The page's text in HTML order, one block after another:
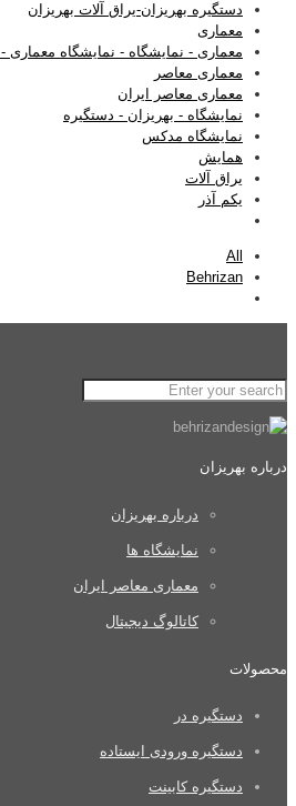
دستگیره بهریزان-یراق آلات بهریزان
معماری
معماری - نمایشگاه - نمایشگاه معماری
معماری معاصر
معماری معاصر ایران
نمایشگاه - بهریزان - دستگیره
نمایشگاه مدکس
همایش
یراق آلات
یکم آذر
All
Behrizan
درباره بهریزان
درباره بهریزان
نمایشگاه ها
معماری معاصر ایران
کاتالوگ دیجیتال
محصولات
دستگیره در
دستگیره ورودی ایستاده
دستگیره کابینت